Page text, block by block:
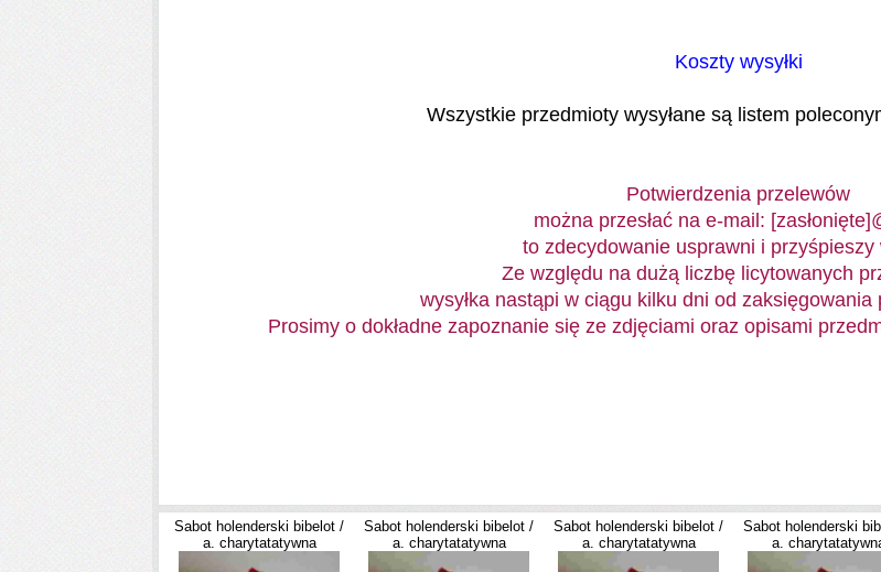
Koszty wysyłki
Wszystkie przedmioty wysyłane są listem
Potwierdzenia przelewów
można przesłać na e-mail: [zasłonięte]
to zdecydowanie usprawni i przyśpieszy
Ze względu na dużą liczbę licytowanych
wysyłka nastąpi w ciągu kilku dni od
Prosimy o dokładne zapoznanie się ze zdjęciami oraz opisami
Sabot holenderski bibelot /
a. charytatatywna
Sabot holenderski bibelot /
a. charytatatywna
Sabot holenderski bibelot /
a. charytatatywna
Sabot holenderski
a.